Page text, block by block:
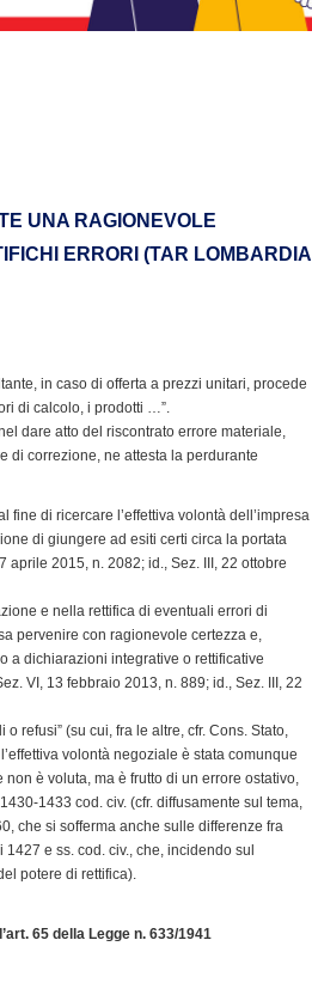
UNA RAGIONEVOLE
ERRORI (TAR LOMBARDIA
in caso di offerta a prezzi unitari, procede
di calcolo, i prodotti …”.
dare atto del riscontrato errore materiale,
di correzione, ne attesta la perdurante
di ricercare l’effettiva volontà dell’impresa
di giungere ad esiti certi circa la portata
aprile 2015, n. 2082; id., Sez. III, 22 ottobre
e nella rettifica di eventuali errori di
pervenire con ragionevole certezza e,
a dichiarazioni integrative o rettificative
VI, 13 febbraio 2013, n. 889; id., Sez. III, 22
refusi” (su cui, fra le altre, cfr. Cons. Stato,
volontà negoziale è stata comunque
è voluta, ma è frutto di un errore ostativo,
1433 cod. civ. (cfr. diffusamente sul tema,
che si sofferma anche sulle differenze fra
e ss. cod. civ., che, incidendo sul
potere di rettifica).
65 della Legge n. 633/1941